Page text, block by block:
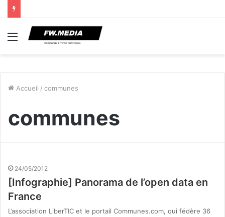
Menu
Accueil / communes
communes
24/05/2012
[Infographie] Panorama de l’open data en
France
L’association LiberTIC et le portail Communes.com, qui fédère 36